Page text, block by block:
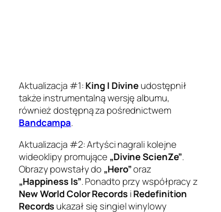
Aktualizacja #1:King I Divineudostępnił
także instrumentalną wersję albumu,
również dostępną za pośrednictwem
Bandcampa.
Aktualizacja #2: Artyści nagrali kolejne
wideoklipy promujące „Divine ScienZe”.
Obrazy powstały do „Hero”oraz
„Happiness Is”. Ponadto przy współpracy z
New World Color RecordsiRedefinition
Recordsukazał się singiel winylowy